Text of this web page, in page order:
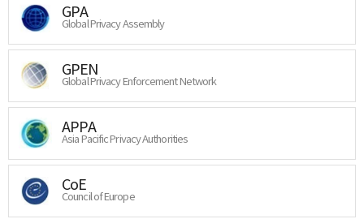
GPA
Global Privacy Assembly
GPEN
Global Privacy Enforcement Network
APPA
Asia Pacific Privacy Authorities
CoE
Council of Europe